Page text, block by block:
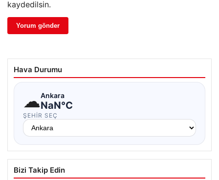
kaydedilsin.
Hava Durumu
☁Ankara
NaN°C
ŞEHIR SEÇ
Bizi Takip Edin